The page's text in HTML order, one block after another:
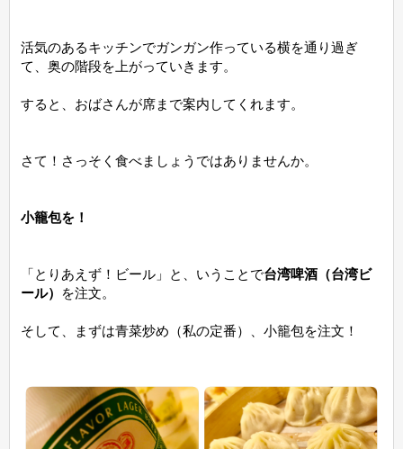
活気のあるキッチンでガンガン作っている横を通り過ぎ
て、奥の階段を上がっていきます。
すると、おばさんが席まで案内してくれます。
さて！さっそく食べましょうではありませんか。
小籠包を！
「とりあえず！ビール」と、いうことで台湾啤酒（台湾ビ
ール）
を注文。
そして、まずは青菜炒め（私の定番）、小籠包を注文！